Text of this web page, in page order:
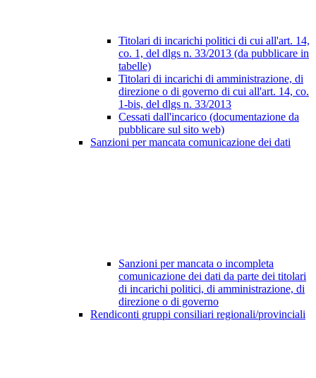
Titolari di incarichi politici di cui all'art. 14,
co. 1, del dlgs n. 33/2013 (da pubblicare in
tabelle)
Titolari di incarichi di amministrazione, di
direzione o di governo di cui all'art. 14, co.
1-bis, del dlgs n. 33/2013
Cessati dall'incarico (documentazione da
pubblicare sul sito web)
Sanzioni per mancata comunicazione dei dati
Sanzioni per mancata o incompleta
comunicazione dei dati da parte dei titolari
di incarichi politici, di amministrazione, di
direzione o di governo
Rendiconti gruppi consiliari regionali/provinciali